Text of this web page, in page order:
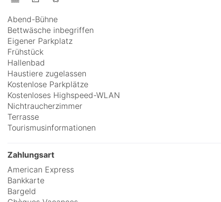
Abend-Bühne
Bettwäsche inbegriffen
Eigener Parkplatz
Frühstück
Hallenbad
Haustiere zugelassen
Kostenlose Parkplätze
Kostenloses Highspeed-WLAN
Nichtraucherzimmer
Terrasse
Tourismusinformationen
Zahlungsart
American Express
Bankkarte
Bargeld